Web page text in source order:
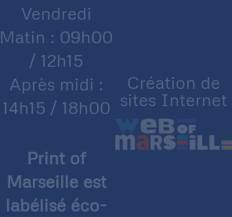
Vendredi
Matin : 09h00
/ 12h15
Après midi :
14h15 / 18h00
Print of
Marseille est
labélisé éco-
Création de
sites Internet